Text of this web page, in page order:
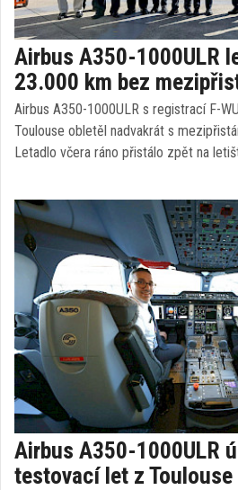
Airbus A350-1000ULR
23.000 km bez
Airbus A350-1000ULR s registrací F-
Toulouse obletěl nadvakrát s
Letadlo včera ráno přistálo zpět na
Airbus A350-1000ULR
testovací let z